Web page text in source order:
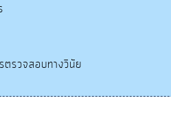
ตรวจสอบทางวินัย